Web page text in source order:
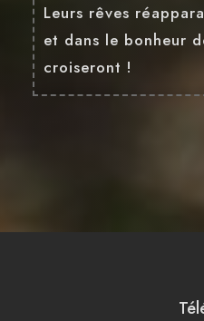
Leurs rêves
et dans le bonheur
croiseront !